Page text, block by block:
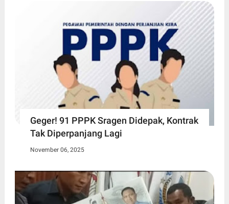
Geger! 91 PPPK Sragen Didepak, Kontrak
Tak Diperpanjang Lagi
November 06, 2025